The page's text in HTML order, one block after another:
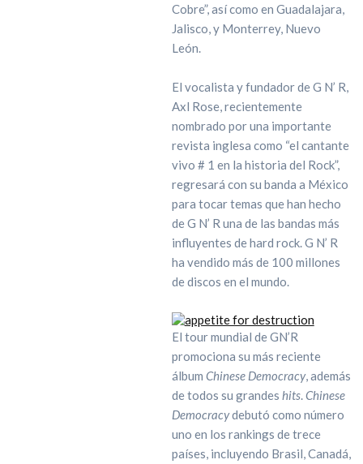
Cobre”, así como en Guadalajara,
Jalisco, y Monterrey, Nuevo
León.
El vocalista y fundador de G N’ R,
Axl Rose, recientemente
nombrado por una importante
revista inglesa como “el cantante
vivo # 1 en la historia del Rock”,
regresará con su banda a México
para tocar temas que han hecho
de G N’ R una de las bandas más
influyentes de hard rock. G N’ R
ha vendido más de 100 millones
de discos en el mundo.
El tour mundial de GN’R
promociona su más reciente
álbum Chinese Democracy, además
de todos su grandes hits.Chinese
Democracydebutó como número
uno en los rankings de trece
países, incluyendo Brasil, Canadá,